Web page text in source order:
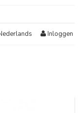
Inloggen